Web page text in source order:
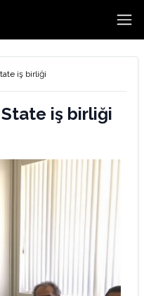
iş birliği
iş birliği